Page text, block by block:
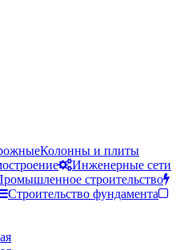
Колонны и плиты
Инженерные сети
строительство
Строительство фундамента